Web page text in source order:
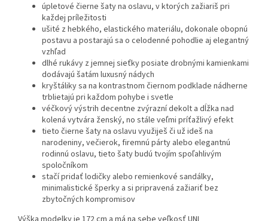
úpletové čierne šaty na oslavu, v ktorých zažiariš pri
každej príležitosti
ušité z hebkého, elastického materiálu, dokonale obopnú
postavu a postarajú sa o celodenné pohodlie aj elegantný
vzhľad
dlhé rukávy z jemnej sieťky posiate drobnými kamienkami
dodávajú šatám luxusný nádych
kryštáliky sa na kontrastnom čiernom podklade nádherne
trblietajú pri každom pohybe i svetle
véčkový výstrih decentne zvýrazní dekolt a dĺžka nad
kolená vytvára ženský, no stále veľmi príťažlivý efekt
tieto čierne šaty na oslavu využiješ či už ideš na
narodeniny, večierok, firemnú párty alebo elegantnú
rodinnú oslavu, tieto šaty budú tvojím spoľahlivým
spoločníkom
stačí pridať lodičky alebo remienkové sandálky,
minimalistické šperky a si pripravená zažiariť bez
zbytočných kompromisov